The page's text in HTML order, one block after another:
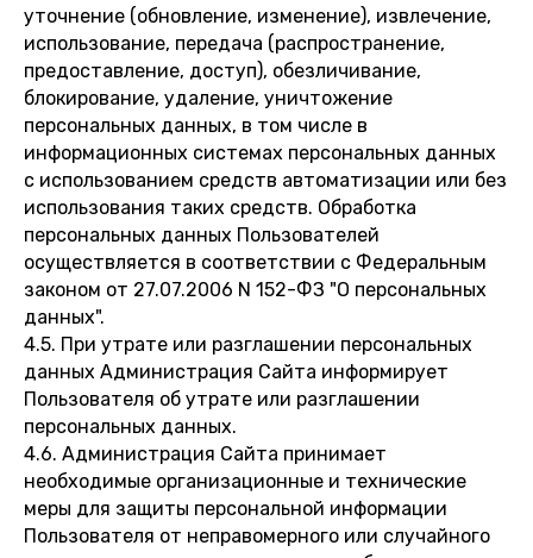
уточнение (обновление, изменение), извлечение,
использование, передача (распространение,
предоставление, доступ), обезличивание,
блокирование, удаление, уничтожение
персональных данных, в том числе в
информационных системах персональных данных
с использованием средств автоматизации или без
использования таких средств. Обработка
персональных данных Пользователей
осуществляется в соответствии с Федеральным
законом от 27.07.2006 N 152-ФЗ "О персональных
данных".
4.5. При утрате или разглашении персональных
данных Администрация Сайта информирует
Пользователя об утрате или разглашении
персональных данных.
4.6. Администрация Сайта принимает
необходимые организационные и технические
меры для защиты персональной информации
Пользователя от неправомерного или случайного